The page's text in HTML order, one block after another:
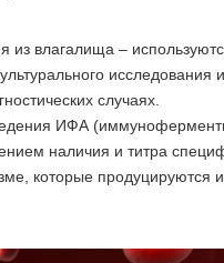
из влагалища –
исследования
случаях.
ИФА
наличия и титра
которые продуцируются